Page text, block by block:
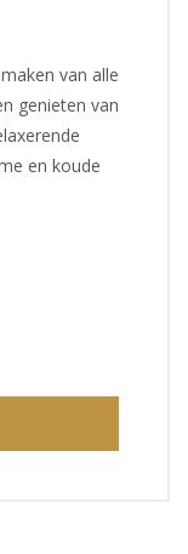
van alle
genieten van
en koude